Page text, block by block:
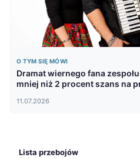
O TYM SIĘ MÓWI
Dramat wiernego fana
mniej niż 2 procent szans na
11.07.2026
Lista przebojów